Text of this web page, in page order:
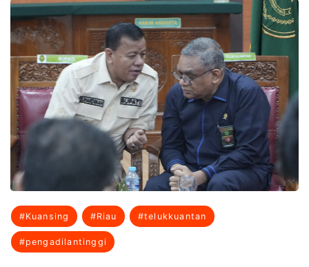
#Kuansing #Riau #telukkuantan
#pengadilantinggi